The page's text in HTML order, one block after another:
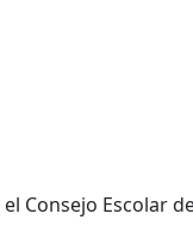
Consejo Escolar